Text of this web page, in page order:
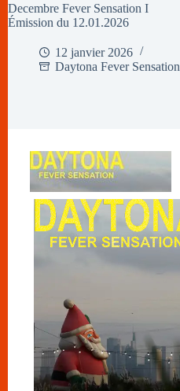
Decembre Fever Sensation I
Émission du 12.01.2026
12 janvier 2026
Daytona Fever Sensation